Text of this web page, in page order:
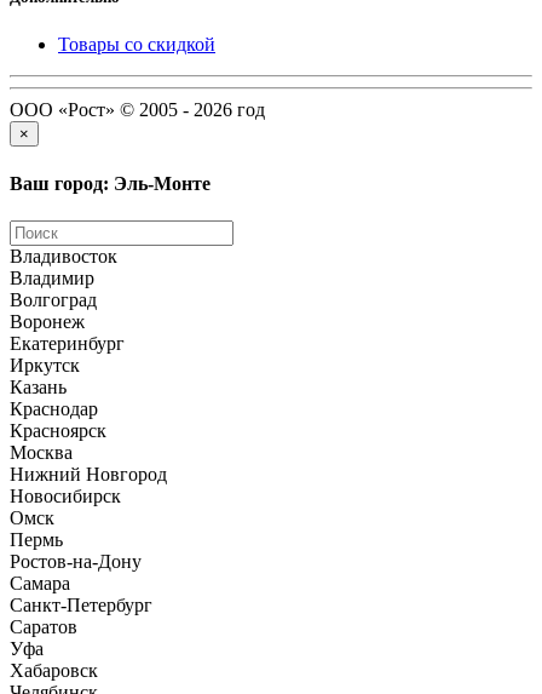
Товары со скидкой
ООО «Рост» © 2005 - 2026 год
×
Ваш город: Эль-Монте
Владивосток
Владимир
Волгоград
Воронеж
Екатеринбург
Иркутск
Казань
Краснодар
Красноярск
Москва
Нижний Новгород
Новосибирск
Омск
Пермь
Ростов-на-Дону
Самара
Санкт-Петербург
Саратов
Уфа
Хабаровск